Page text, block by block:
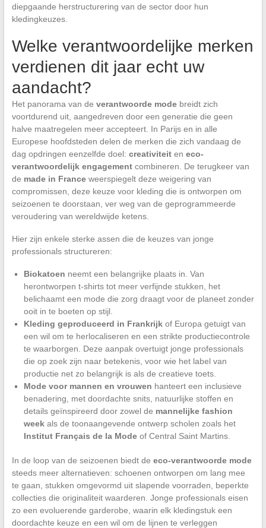
diepgaande herstructurering van de sector door hun
kledingkeuzes.
Welke verantwoordelijke merken
verdienen dit jaar echt uw
aandacht?
Het panorama van de verantwoorde modebreidt zich
voortdurend uit, aangedreven door een generatie die geen
halve maatregelen meer accepteert. In Parijs en in alle
Europese hoofdsteden delen de merken die zich vandaag de
dag opdringen eenzelfde doel: creativiteiten eco-
verantwoordelijk engagementcombineren. De terugkeer van
de made in Franceweerspiegelt deze weigering van
compromissen, deze keuze voor kleding die is ontworpen om
seizoenen te doorstaan, ver weg van de geprogrammeerde
veroudering van wereldwijde ketens.
Hier zijn enkele sterke assen die de keuzes van jonge
professionals structureren:
Biokatoen neemt een belangrijke plaats in. Van
herontworpen t-shirts tot meer verfijnde stukken, het
belichaamt een mode die zorg draagt voor de planeet zonder
ooit in te boeten op stijl.
Kleding geproduceerd in Frankrijkof Europa getuigt van
een wil om te herlocaliseren en een strikte productiecontrole
te waarborgen. Deze aanpak overtuigt jonge professionals
die op zoek zijn naar betekenis, voor wie het label van
productie net zo belangrijk is als de creatieve toets.
Mode voor mannen en vrouwen hanteert een inclusieve
benadering, met doordachte snits, natuurlijke stoffen en
details geïnspireerd door zowel de mannelijke fashion
weekals de toonaangevende ontwerp scholen zoals het
Institut Français de la Modeof Central Saint Martins.
In de loop van de seizoenen biedt de eco-verantwoorde mode
steeds meer alternatieven: schoenen ontworpen om lang mee
te gaan, stukken omgevormd uit slapende voorraden, beperkte
collecties die originaliteit waarderen. Jonge professionals eisen
zo een evoluerende garderobe, waarin elk kledingstuk een
doordachte keuze en een wil om de lijnen te verleggen